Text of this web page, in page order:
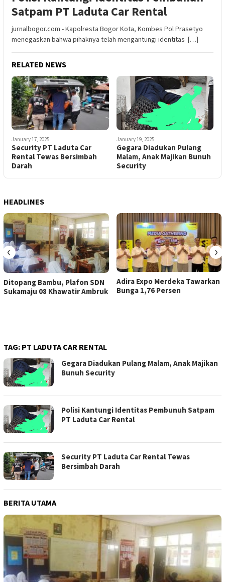
Satpam PT Laduta Car Rental
jurnalbogor.com - Kapolresta Bogor Kota, Kombes Pol Prasetyo
menegaskan bahwa pihaknya telah mengantungi identitas […]
RELATED NEWS
January 17, 2025
Security PT Laduta Car
Rental Tewas Bersimbah
Darah
January 19, 2025
Gegara Diadukan Pulang
Malam, Anak Majikan Bunuh
Security
HEADLINES
Ditopang Bambu, Plafon SDN
Sukamaju 08 Khawatir Ambruk
Adira Expo Merdeka Tawarkan
Bunga 1,76 Persen
‹ ›
TAG: PT LADUTA CAR RENTAL
Gegara Diadukan Pulang Malam, Anak Majikan
Bunuh Security
Polisi Kantungi Identitas Pembunuh Satpam
PT Laduta Car Rental
Security PT Laduta Car Rental Tewas
Bersimbah Darah
BERITA UTAMA